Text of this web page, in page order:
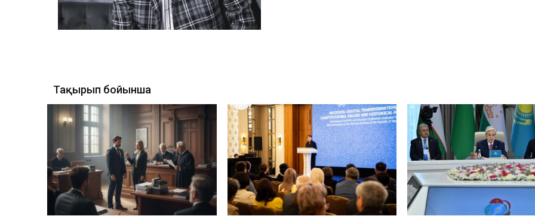
Тақырып бойынша